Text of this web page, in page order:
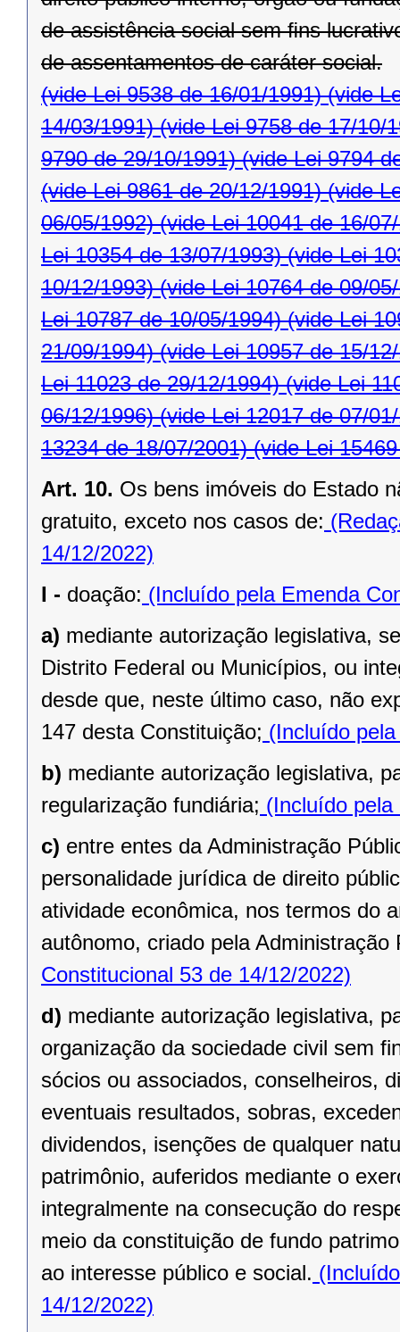
de assistência social sem ﬁns
de assentamentos de caráter social.
(vide Lei 9538 de 16/01/1991)(vide
14/03/1991)(vide Lei 9758 de 17/10/
9790 de 29/10/1991)(vide Lei 9794
(vide Lei 9861 de 20/12/1991)(vide
06/05/1992)(vide Lei 10041 de 16/
Lei 10354 de 13/07/1993)(vide Lei
10/12/1993)(vide Lei 10764 de 09/
Lei 10787 de 10/05/1994)(vide Lei
21/09/1994)(vide Lei 10957 de 15/
Lei 11023 de 29/12/1994)(vide Lei
06/12/1996)(vide Lei 12017 de 07/
13234 de 18/07/2001)(vide Lei
Art. 10. Os bens imóveis do Estado
gratuito, exceto nos casos de:
14/12/2022)
I - doação: (Incluído pela Emenda
a) mediante autorização legislativa,
Distrito Federal ou Municípios, ou
desde que, neste último caso, não
147 desta Constituição; (Incluído
b) mediante autorização legislativa,
regularização fundiária; (Incluído pela
c) entre entes da Administração
personalidade jurídica de direito
atividade econômica, nos termos do
autônomo, criado pela Administração
Constitucional 53 de 14/12/2022)
d) mediante autorização legislativa,
organização da sociedade civil sem
sócios ou associados, conselheiros,
eventuais resultados, sobras,
dividendos, isenções de qualquer
patrimônio, auferidos mediante o
integralmente na consecução do
meio da constituição de fundo
ao interesse público e social.
14/12/2022)